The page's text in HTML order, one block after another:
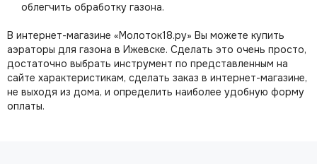
облегчить обработку газона.
В интернет-магазине «Молоток18.ру» Вы можете купить
аэраторы для газона в Ижевске. Сделать это очень просто,
достаточно выбрать инструмент по представленным на
сайте характеристикам, сделать заказ в интернет-магазине,
не выходя из дома, и определить наиболее удобную форму
оплаты.